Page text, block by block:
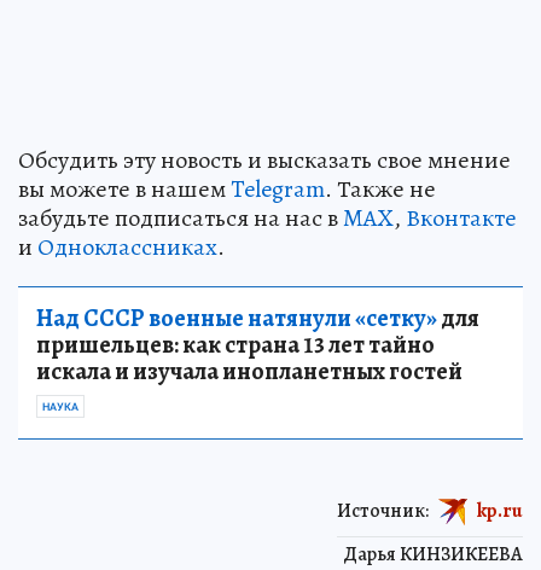
Обсудить эту новость и высказать свое мнение
вы можете в нашемTelegram. Также не
забудьте подписаться на нас вMAX, Вконтакте
и Одноклассниках.
Над СССР военные натянули «сетку»для
пришельцев: как страна 13 лет тайно
искала и изучала инопланетных гостей
НАУКА
Дарья КИНЗИКЕЕВА
Источник: kp.ru